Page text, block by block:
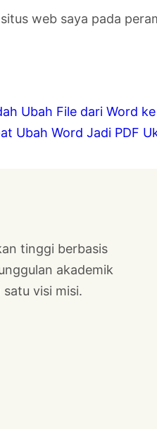
web saya pada
Ubah File dari Word
Ubah Word Jadi PDF
tinggi berbasis
akademik
visi misi.